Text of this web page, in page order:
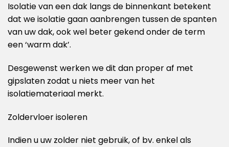
Isolatie van een dak langs de binnenkant betekent
dat we isolatie gaan aanbrengen tussen de spanten
van uw dak, ook wel beter gekend onder de term
een ‘warm dak’.
Desgewenst werken we dit dan proper af met
gipslaten zodat u niets meer van het
isolatiemateriaal merkt.
Zoldervloer isoleren
Indien u uw zolder niet gebruik, of bv. enkel als